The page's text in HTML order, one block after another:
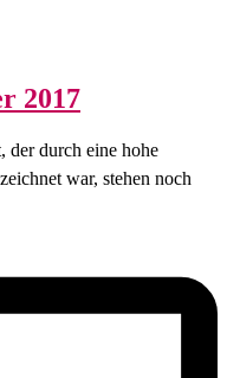
2017
der durch eine hohe
war, stehen noch